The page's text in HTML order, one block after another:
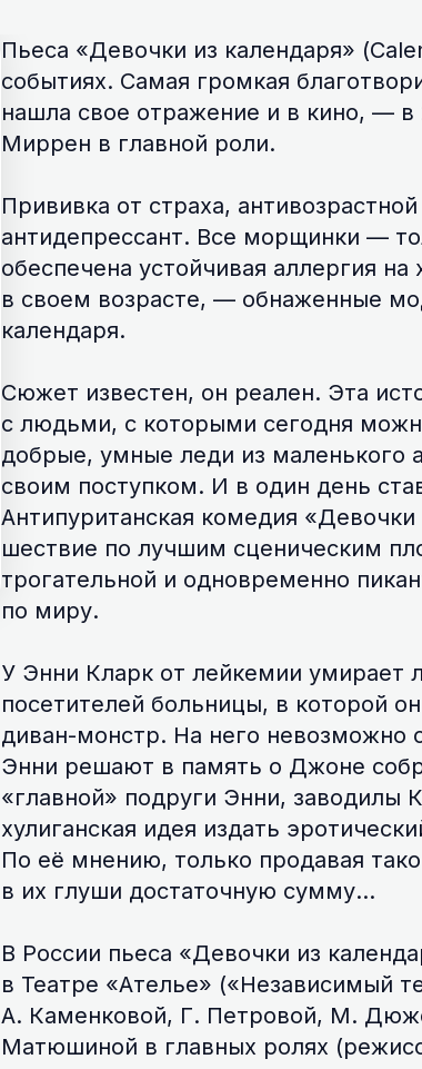
Пьеса «Девочки из календаря»
событиях. Самая громкая
нашла свое отражение и в кино, —
Миррен в главной роли.
Прививка от страха,
антидепрессант. Все морщинки —
обеспечена устойчивая аллергия
в своем возрасте, — обнаженные
календаря.
Сюжет известен, он реален. Эта
с людьми, с которыми сегодня
добрые, умные леди из маленького
своим поступком. И в один день
Антипуританская комедия
шествие по лучшим сценическим
трогательной и одновременно
по миру.
У Энни Кларк от лейкемии
посетителей больницы, в которой
диван-монстр. На него невозможно
Энни решают в память о Джоне
«главной» подруги Энни, заводилы
хулиганская идея издать
По её мнению, только продавая
в их глуши достаточную сумму…
В России пьеса «Девочки из
в Театре «Ателье» («Независимый
А. Каменковой, Г. Петровой, М.
Матюшиной в главных ролях